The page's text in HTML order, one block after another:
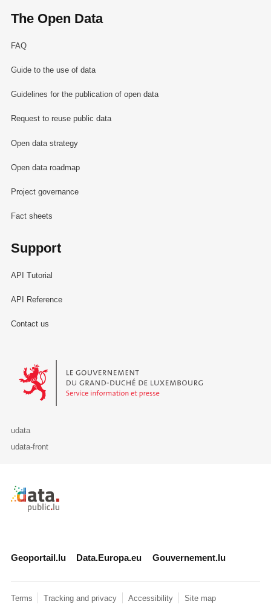
The Open Data
FAQ
Guide to the use of data
Guidelines for the publication of open data
Request to reuse public data
Open data strategy
Open data roadmap
Project governance
Fact sheets
Support
API Tutorial
API Reference
Contact us
Le Gouvernement du Grand-Duché de Luxembourg - Service
udata
udata-front
Retour à l'accueil de data.public.lu
Geoportail.lu Data.Europa.eu Gouvernement.lu
Terms Tracking and privacy Accessibility Site map